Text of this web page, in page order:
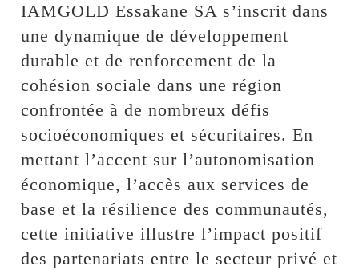
IAMGOLD Essakane SA s’inscrit dans
une dynamique de développement
durable et de renforcement de la
cohésion sociale dans une région
confrontée à de nombreux défis
socioéconomiques et sécuritaires. En
mettant l’accent sur l’autonomisation
économique, l’accès aux services de
base et la résilience des communautés,
cette initiative illustre l’impact positif
des partenariats entre le secteur privé et